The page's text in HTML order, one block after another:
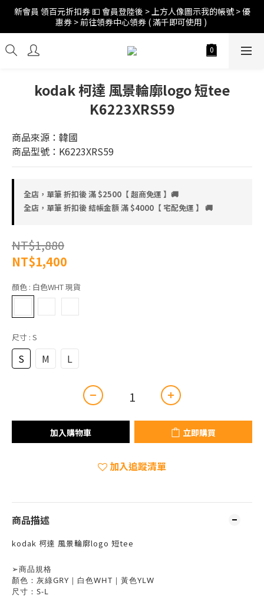
訂單折扣後滿$2500超商免運;$4000宅配免運 🚚
新會員 領百元折扣券 💵 會員登陸後 > 上方人像圖示我的帳號 > 優
惠券 > 前往領券中心領券 ( 滿千即可使用 )
訂單折扣後滿$2500超商免運;$4000宅配免運 🚚
kodak 柯達 風景輪廓logo 短tee
K6223XRS59
商品來源：韓國
商品型號：K6223XRS59
全店，單筆 折扣後 滿 $2500【 超商免運 】🚚
全店，單筆 折扣後 結帳金額 滿 $4000【 宅配免運 】 🚚
NT$1,880
NT$1,400
顏色 : 白色WHT 現貨
尺寸 : S
S M L
加入購物車 立即購買
加入追蹤清單
商品描述
kodak 柯達 風景輪廓logo 短tee
➢商品規格
顏色：灰綠GRY｜白色WHT｜黃色YLW
尺寸：S-L